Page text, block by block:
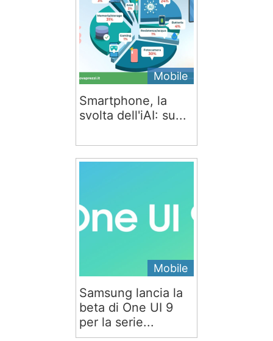
Mobile
Smartphone, la
svolta dell'iAI: su...
Mobile
Samsung lancia la
beta di One UI 9
per la serie...